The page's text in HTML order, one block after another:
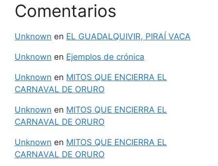
Comentarios
Unknown en EL GUADALQUIVIR, PIRAÍ VACA
Unknown en Ejemplos de crónica
Unknown en MITOS QUE ENCIERRA EL
CARNAVAL DE ORURO
Unknown en MITOS QUE ENCIERRA EL
CARNAVAL DE ORURO
Unknown en MITOS QUE ENCIERRA EL
CARNAVAL DE ORURO